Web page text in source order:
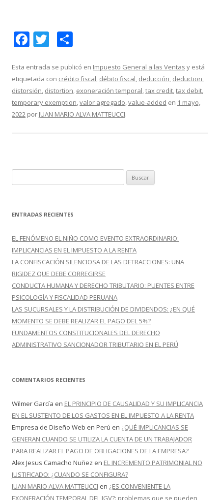
F
e
b
o
o
T
itt
er
m
p
ar
ti
Esta entrada se publicó en Impuesto General a las Ventas y está
etiquetada con crédito fiscal, débito fiscal, deducción, deduction,
distorsión, distortion, exoneración temporal,tax credit,tax debit,
temporary exemption,valor agregado,value-added en 1 mayo,
2022 por JUAN MARIO ALVA MATTEUCCI.
u
c
r
:
ENTRADAS RECIENTES
EL FENÓMENO EL NIÑO COMO EVENTO EXTRAORDINARIO:
IMPLICANCIAS EN EL IMPUESTO A LA RENTA
LA CONFISCACIÓN SILENCIOSA DE LAS DETRACCIONES: UNA
RIGIDEZ QUE DEBE CORREGIRSE
CONDUCTA HUMANA Y DERECHO TRIBUTARIO: PUENTES ENTRE
PSICOLOGÍA Y FISCALIDAD PERUANA
LAS SUCURSALES Y LA DISTRIBUCIÓN DE DIVIDENDOS: ¿EN QUÉ
MOMENTO SE DEBE REALIZAR EL PAGO DEL 5%?
FUNDAMENTOS CONSTITUCIONALES DEL DERECHO
ADMINISTRATIVO SANCIONADOR TRIBUTARIO EN EL PERÚ
COMENTARIOS RECIENTES
Wilmer García en EL PRINCIPIO DE CAUSALIDAD Y SU IMPLICANCIA
EN EL SUSTENTO DE LOS GASTOS EN EL IMPUESTO A LA RENTA
Empresa de Diseño Web en Perú en ¿QUÉ IMPLICANCIAS SE
GENERAN CUANDO SE UTILIZA LA CUENTA DE UN TRABAJADOR
PARA REALIZAR EL PAGO DE OBLIGACIONES DE LA EMPRESA?
Alex Jesus Camacho Nuñez en EL INCREMENTO PATRIMONIAL NO
JUSTIFICADO: ¿CUANDO SE CONFIGURA?
JUAN MARIO ALVA MATTEUCCI en ¿ES CONVENIENTE LA
EXONERACIÓN TEMPORAL DEL IGV?: problemas que se pueden